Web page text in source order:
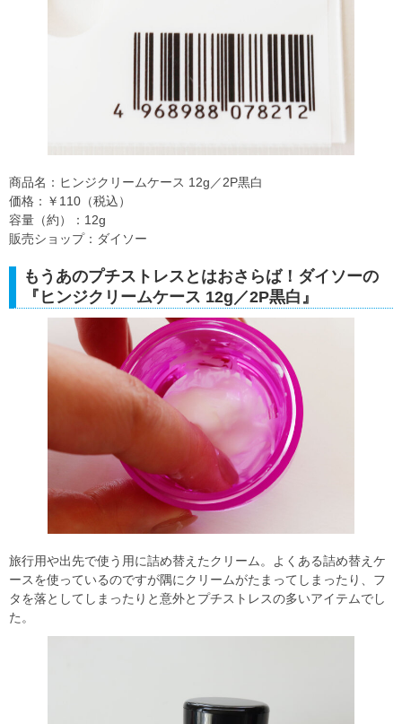
商品名：ヒンジクリームケース 12g／2P黒白
価格：￥110（税込）
容量（約）：12g
販売ショップ：ダイソー
もうあのプチストレスとはおさらば！ダイソーの
『ヒンジクリームケース 12g／2P黒白』
旅行用や出先で使う用に詰め替えたクリーム。よくある詰め替えケ
ースを使っているのですが隅にクリームがたまってしまったり、フ
タを落としてしまったりと意外とプチストレスの多いアイテムでし
た。